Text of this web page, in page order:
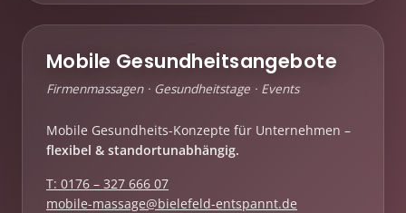
Mobile Gesundheitsangebote
Firmenmassagen · Gesundheitstage · Events
Mobile Gesundheits-Konzepte für Unternehmen –
flexibel & standortunabhängig.
T: 0176 – 327 666 07
mobile-massage@bielefeld-entspannt.de